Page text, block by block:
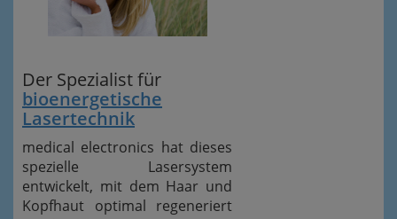
Der Spezialist für
bioenergetische
Lasertechnik
medical electronics hat dieses
spezielle Lasersystem
entwickelt, mit dem Haar und
Kopfhaut optimal regeneriert